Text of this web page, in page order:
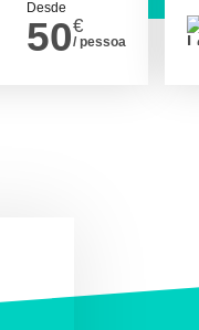
Desde
50€
/ pessoa